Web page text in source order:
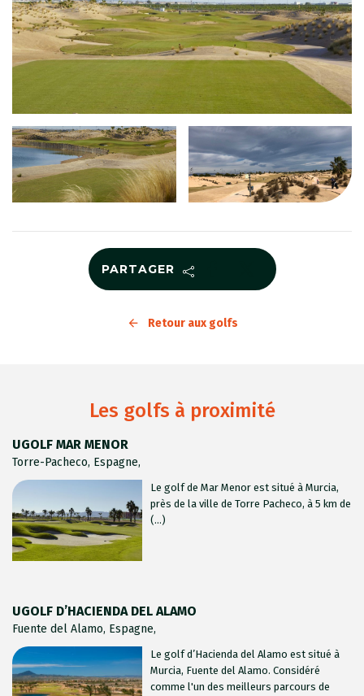
PARTAGER
Retour aux golfs
Les golfs à proximité
UGOLF MAR MENOR
Torre-Pacheco, Espagne,
Le golf de Mar Menor est situé à Murcia,
près de la ville de Torre Pacheco, à 5 km de
(...)
UGOLF D’HACIENDA DEL ALAMO
Fuente del Alamo, Espagne,
Le golf d’Hacienda del Alamo est situé à
Murcia, Fuente del Alamo. Considéré
comme l'un des meilleurs parcours de